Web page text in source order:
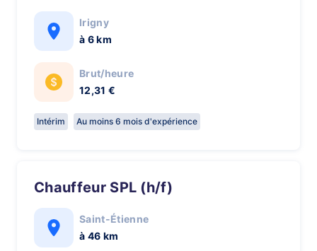
Irigny
à 6 km
Brut/heure
12,31 €
Intérim Au moins 6 mois d'expérience
Chauffeur SPL (h/f)
Saint-Étienne
à 46 km